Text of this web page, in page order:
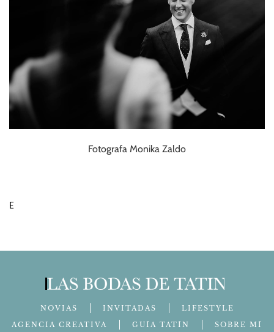
Fotografa Monika Zaldo
E
NOVIAS INVITADAS
LIFESTYLE
AGENCIA CREATIVA
GUÍA TATÍN
SOBRE MÍ